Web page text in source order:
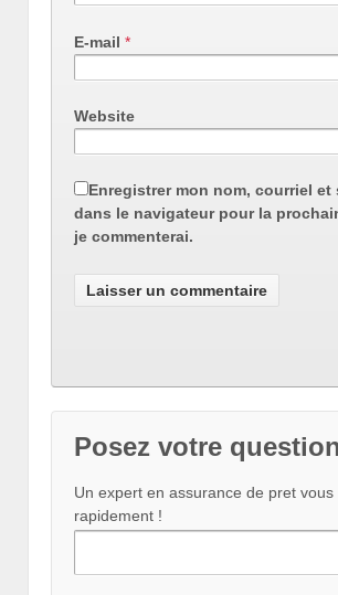
E-mail *
Website
Enregistrer mon nom, courriel et
dans le navigateur pour la
je commenterai.
Posez votre
Un expert en assurance de pret vous
rapidement !